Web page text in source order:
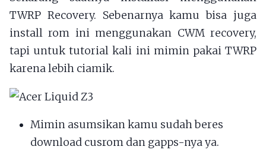
TWRP Recovery. Sebenarnya kamu bisa juga
install rom ini menggunakan CWM recovery,
tapi untuk tutorial kali ini mimin pakai TWRP
karena lebih ciamik.
Mimin asumsikan kamu sudah beres
download cusrom dan gapps-nya ya.